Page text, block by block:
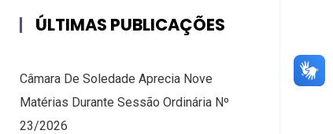
ÚLTIMAS PUBLICAÇÕES
Câmara De Soledade Aprecia Nove
Matérias Durante Sessão Ordinária Nº
23/2026